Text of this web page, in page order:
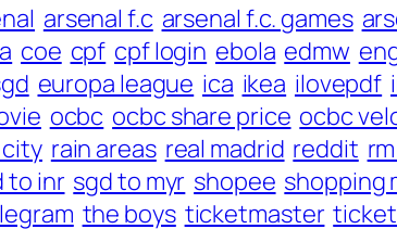
arsenal f.c arsenal f.c. games
coe cpf cpf login ebola edmw
europa league ica ikea ilovepdf
ocbc ocbc share price ocbc
rain areas real madrid reddit
to inr sgd to myr shopee shopping
the boys ticketmaster